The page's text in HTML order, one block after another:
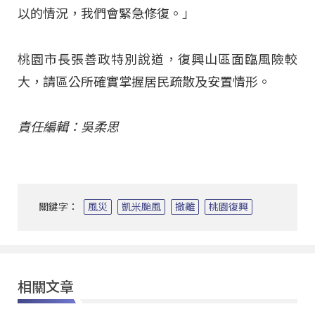
以的情況，我們會緊急修復。」
桃園市長張善政特別說道，復興山區面臨風險較
大，請區公所確實掌握居民疏散及安置情形。
責任編輯：吳柔思
關鍵字： 風災 凱米颱風 撤離 桃園復興
相關文章